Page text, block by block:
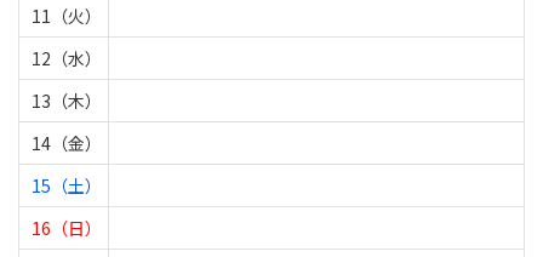
11（火）
12（水）
13（木）
14（金）
15（土）
16（日）